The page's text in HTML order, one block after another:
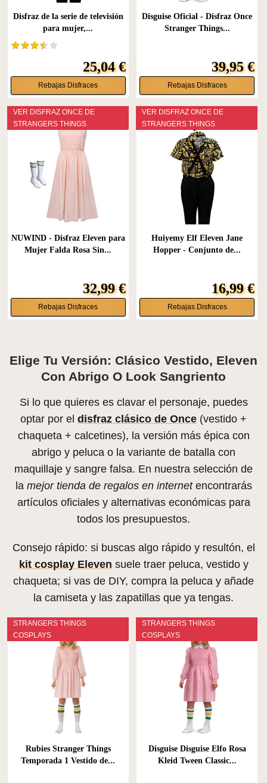
Disfraz de la serie de televisión
para mujer,...
25,04 €
Rebajas Disfraces
Disguise Oficial - Disfraz Once
Stranger Things...
39,95 €
Rebajas Disfraces
VER DISFRAZ ONCE DE
STRANGERS THINGS
NUWIND - Disfraz Eleven para
Mujer Falda Rosa Sin...
32,99 €
Rebajas Disfraces
VER DISFRAZ ONCE DE
STRANGERS THINGS
Huiyemy Elf Eleven Jane
Hopper - Conjunto de...
16,99 €
Rebajas Disfraces
Elige Tu Versión: Clásico Vestido, Eleven
Con Abrigo O Look Sangriento
Si lo que quieres es clavar el personaje, puedes
optar por el disfraz clásico de Once (vestido +
chaqueta + calcetines), la versión más épica con
abrigo y peluca o la variante de batalla con
maquillaje y sangre falsa. En nuestra selección de
la mejor tienda de regalos en internetencontrarás
artículos oficiales y alternativas económicas para
todos los presupuestos.
Consejo rápido: si buscas algo rápido y resultón, el
kit cosplay Eleven suele traer peluca, vestido y
chaqueta; si vas de DIY, compra la peluca y añade
la camiseta y las zapatillas que ya tengas.
STRANGERS THINGS
COSPLAYS
Rubies Stranger Things
Temporada 1 Vestido de...
STRANGERS THINGS
COSPLAYS
Disguise Disguise Elfo Rosa
Kleid Tween Classic...